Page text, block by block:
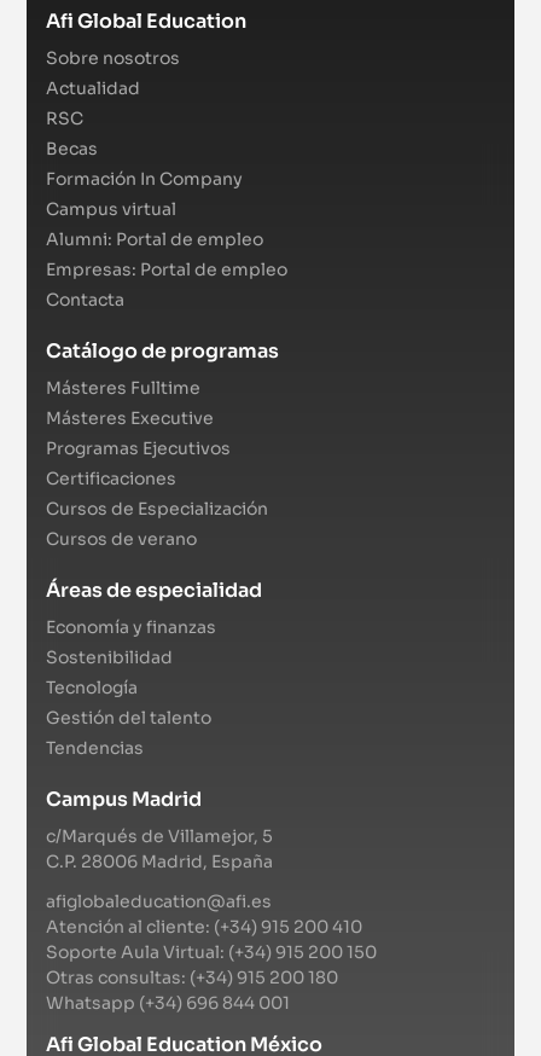
Afi Global Education
Sobre nosotros
Actualidad
RSC
Becas
Formación In Company
Campus virtual
Alumni: Portal de empleo
Empresas: Portal de empleo
Contacta
Catálogo de programas
Másteres Fulltime
Másteres Executive
Programas Ejecutivos
Certificaciones
Cursos de Especialización
Cursos de verano
Áreas de especialidad
Economía y finanzas
Sostenibilidad
Tecnología
Gestión del talento
Tendencias
Campus Madrid
c/Marqués de Villamejor, 5
C.P. 28006 Madrid, España
afiglobaleducation@afi.es
Atención al cliente: (+34) 915 200 410
Soporte Aula Virtual: (+34) 915 200 150
Otras consultas: (+34) 915 200 180
Whatsapp (+34) 696 844 001
Afi Global Education México